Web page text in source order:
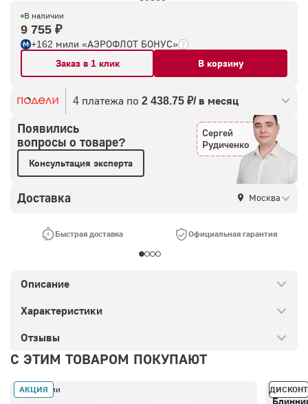
В наличии
9 755 ₽
+162 мили «АЭРОФЛОТ БОНУС»
Заказ в 1 клик
В корзину
4 платежа по 2 438.75 ₽/ в месяц
Появились
вопросы о товаре?
Консультация эксперта
Сергей
Рудиченко
Доставка Москва
Быстрая доставка Официальная гарантия
Описание
Характеристики
Отзывы
С ЭТИМ ТОВАРОМ ПОКУПАЮТ
АКЦИЯ
В наличии ДИСКОНТ
В